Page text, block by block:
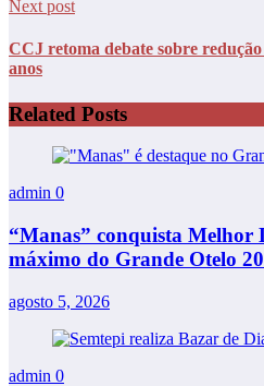
Next post
CCJ retoma debate sobre
anos
Related Posts
admin 0
“Manas” conquista Melhor
máximo do Grande Otelo
agosto 5, 2026
admin 0